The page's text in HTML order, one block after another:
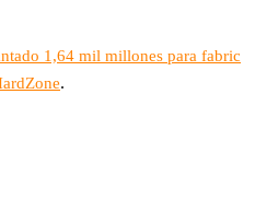
1,64 mil millones para fabric
.